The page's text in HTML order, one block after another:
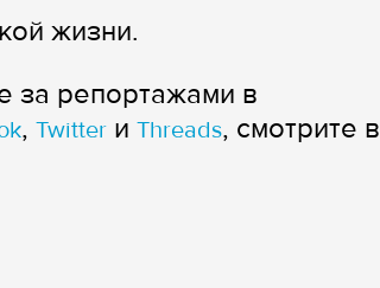
жизни.
за репортажами в
, Twitter и Threads, смотрите в